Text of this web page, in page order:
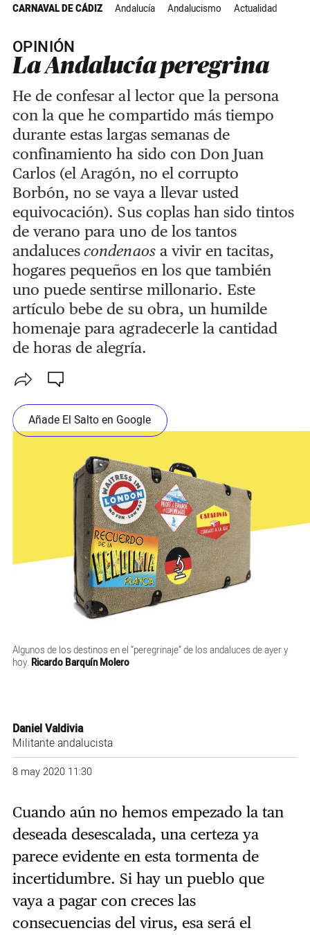
CARNAVAL DE CÁDIZ Andalucía Andalucismo Actualidad
OPINIÓN
La Andalucía peregrina
He de confesar al lector que la persona
con la que he compartido más tiempo
durante estas largas semanas de
confinamiento ha sido con Don Juan
Carlos (el Aragón, no el corrupto
Borbón, no se vaya a llevar usted
equivocación). Sus coplas han sido tintos
de verano para uno de los tantos
andalucescondenaosa vivir en tacitas,
hogares pequeños en los que también
uno puede sentirse millonario. Este
artículo bebe de su obra, un humilde
homenaje para agradecerle la cantidad
de horas de alegría.
Añade El Salto en Google
Algunos de los destinos en el “peregrinaje” de los andaluces de ayer y
hoy. Ricardo Barquín Molero
Daniel Valdivia
Militante andalucista
8 may 2020 11:30
Cuando aún no hemos empezado la tan
deseada desescalada, una certeza ya
parece evidente en esta tormenta de
incertidumbre. Si hay un pueblo que
vaya a pagar con creces las
consecuencias del virus, esa será el